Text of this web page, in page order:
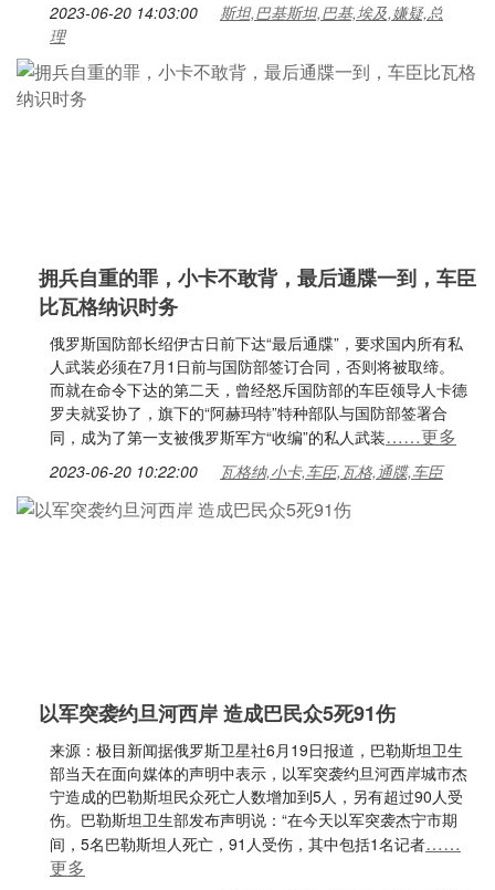
2023-06-20 14:03:00
斯坦,巴基斯坦,巴基,埃及,嫌疑,总
理
拥兵自重的罪，小卡不敢背，最后通牒一到，车臣
比瓦格纳识时务
俄罗斯国防部长绍伊古日前下达“最后通牒”，要求国内所有私
人武装必须在7月1日前与国防部签订合同，否则将被取缔。
而就在命令下达的第二天，曾经怒斥国防部的车臣领导人卡德
罗夫就妥协了，旗下的“阿赫玛特”特种部队与国防部签署合
同，成为了第一支被俄罗斯军方“收编”的私人武装……更多
2023-06-20 10:22:00 瓦格纳,小卡,车臣,瓦格,通牒,车臣
以军突袭约旦河西岸 造成巴民众5死91伤
来源：极目新闻据俄罗斯卫星社6月19日报道，巴勒斯坦卫生
部当天在面向媒体的声明中表示，以军突袭约旦河西岸城市杰
宁造成的巴勒斯坦民众死亡人数增加到5人，另有超过90人受
伤。巴勒斯坦卫生部发布声明说：“在今天以军突袭杰宁市期
间，5名巴勒斯坦人死亡，91人受伤，其中包括1名记者……
更多